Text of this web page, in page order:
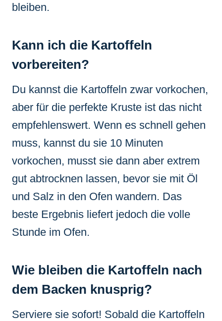
bleiben.
Kann ich die Kartoffeln
vorbereiten?
Du kannst die Kartoffeln zwar vorkochen,
aber für die perfekte Kruste ist das nicht
empfehlenswert. Wenn es schnell gehen
muss, kannst du sie 10 Minuten
vorkochen, musst sie dann aber extrem
gut abtrocknen lassen, bevor sie mit Öl
und Salz in den Ofen wandern. Das
beste Ergebnis liefert jedoch die volle
Stunde im Ofen.
Wie bleiben die Kartoffeln nach
dem Backen knusprig?
Serviere sie sofort! Sobald die Kartoffeln